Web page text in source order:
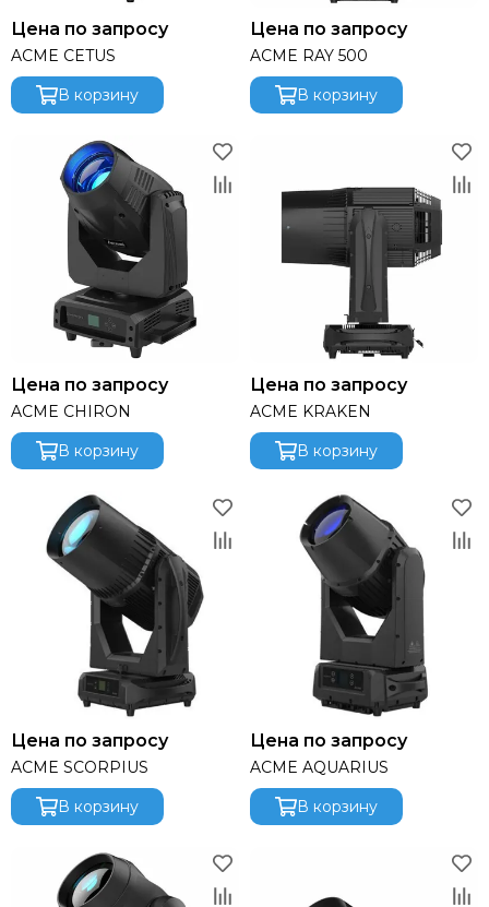
STAGE4
StageLighting
Studiomaster
SYNQ AUDIO
TASCAM
TC electronic
Televic
TESIRA (Biamp)
Turbosound
Van den Hul
VOLTA
Yamaha
YESTECH
YODN
Русскиий туман
Яrilo
NEVOD
DSPPA
Wyrestorm
Canare
Ultimate Support
Montarbo
Цена по запросу
ACME CETUS
В корзину
Цена по запросу
ACME RAY 500
В корзину
Цена по запросу
ACME CHIRON
В корзину
Цена по запросу
ACME KRAKEN
В корзину
Цена по запросу
ACME SCORPIUS
В корзину
Цена по запросу
ACME AQUARIUS
В корзину